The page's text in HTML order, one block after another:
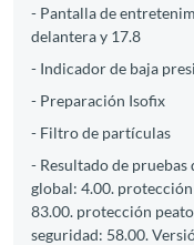
- Pantalla de
delantera y 17.8
- Indicador de baja
- Preparación Isofix
- Filtro de partículas
- Resultado de
global: 4.00.
83.00. protección
seguridad: 58.00.